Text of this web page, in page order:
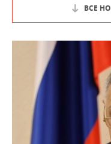
ВСЕ